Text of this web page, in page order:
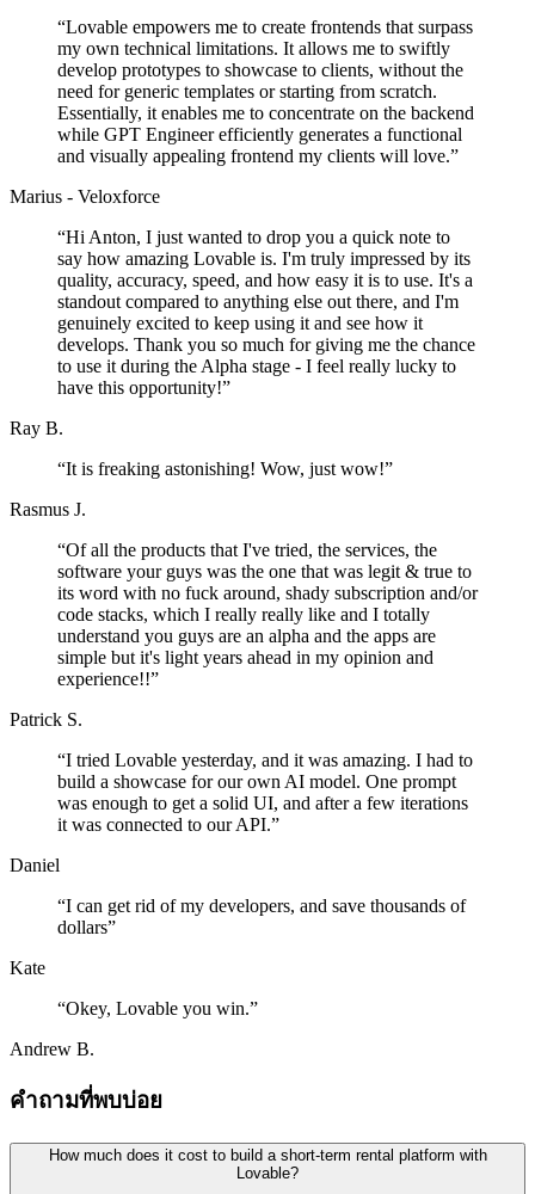
“Lovable empowers me to create frontends that surpass
my own technical limitations. It allows me to swiftly
develop prototypes to showcase to clients, without the
need for generic templates or starting from scratch.
Essentially, it enables me to concentrate on the backend
while GPT Engineer efficiently generates a functional
and visually appealing frontend my clients will love.”
Marius - Veloxforce
“Hi Anton, I just wanted to drop you a quick note to
say how amazing Lovable is. I'm truly impressed by its
quality, accuracy, speed, and how easy it is to use. It's a
standout compared to anything else out there, and I'm
genuinely excited to keep using it and see how it
develops. Thank you so much for giving me the chance
to use it during the Alpha stage - I feel really lucky to
have this opportunity!”
Ray B.
“It is freaking astonishing! Wow, just wow!”
Rasmus J.
“Of all the products that I've tried, the services, the
software your guys was the one that was legit & true to
its word with no fuck around, shady subscription and/or
code stacks, which I really really like and I totally
understand you guys are an alpha and the apps are
simple but it's light years ahead in my opinion and
experience!!”
Patrick S.
“I tried Lovable yesterday, and it was amazing. I had to
build a showcase for our own AI model. One prompt
was enough to get a solid UI, and after a few iterations
it was connected to our API.”
Daniel
“I can get rid of my developers, and save thousands of
dollars”
Kate
“Okey, Lovable you win.”
Andrew B.
คำถามที่พบบ่อย
How much does it cost to build a short-term rental platform with
Lovable?